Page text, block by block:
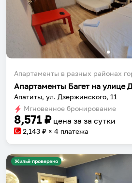
Апартаменты в разных районах
Апатиты, ул. Дзержинского, 11
Мгновенное бронирование
8,571₽ цена за за сутки
2,143 ₽ × 4 платежа
Жильё проверено